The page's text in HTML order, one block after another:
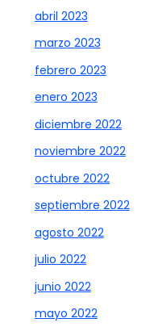
abril 2023
marzo 2023
febrero 2023
enero 2023
diciembre 2022
noviembre 2022
octubre 2022
septiembre 2022
agosto 2022
julio 2022
junio 2022
mayo 2022